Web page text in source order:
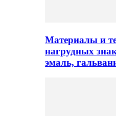
Материалы и
нагрудных
эмаль,